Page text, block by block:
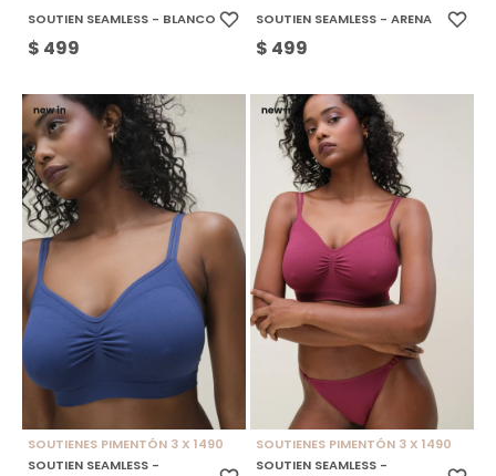
SOUTIEN SEAMLESS - BLANCO
$ 499
SOUTIEN SEAMLESS - ARENA
$ 499
SOUTIENES PIMENTÓN 3 X 1490
SOUTIEN SEAMLESS -
SOUTIENES PIMENTÓN 3 X 1490
SOUTIEN SEAMLESS -